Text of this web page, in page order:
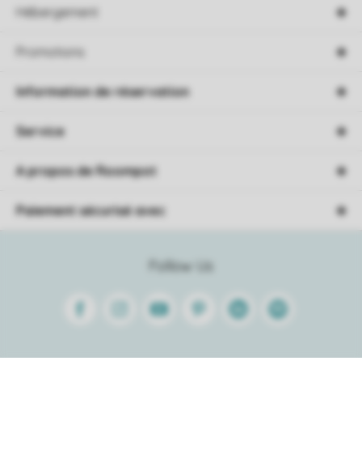
Hébergement
Promotions
Follow Us
FacebookInstagramYoutube PinterestLinkedinSpotify
Information de réservation
Service
A propos de Roompot
Paiement sécurisé avec